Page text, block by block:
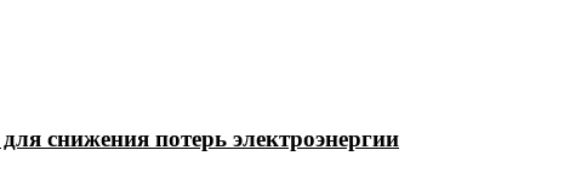
снижения потерь электроэнергии